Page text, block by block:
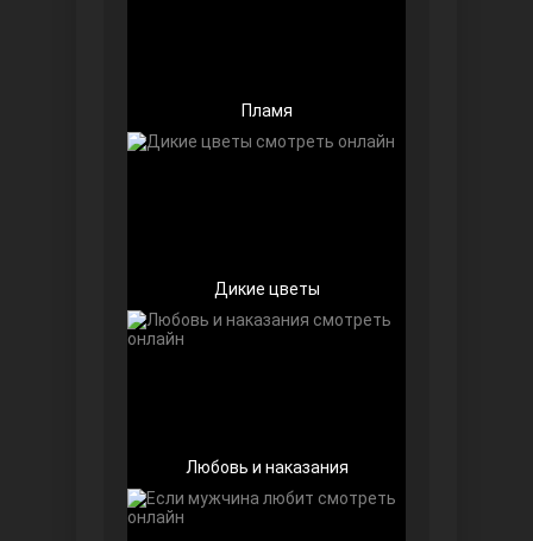
Беззащитные
Пламя
Дикие цветы
Любовь и наказания